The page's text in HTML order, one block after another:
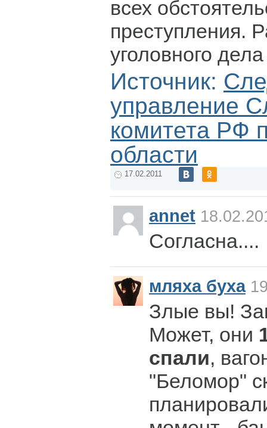
всех
преступления.
уголовного
Источник:
управление
комитета РФ
области
17.02.2011
annet
Согласна....
мляха буха
Злые вы!
Может, они
спали,
"Беломор"